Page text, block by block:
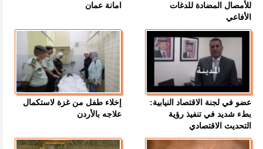
للأمصال المضادة للدغات
الأفاعي
امانة عمان
عضو في لجنة الاقتصاد النيابية:
بطء شديد في تنفيذ رؤية
التحديث الاقتصادي
إخلاء طفل من غزة لاستكمال
علاجه بالأردن